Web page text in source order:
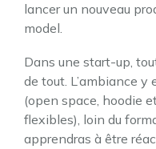
lancer un nouveau
model.
Dans une start-up,
de tout. L’ambiance
(open space, hoodie
flexibles), loin du
apprendras à être